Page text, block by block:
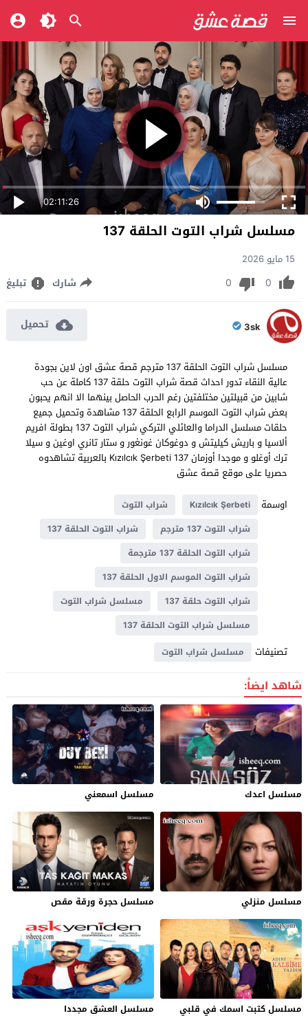
02:11:26
مسلسل شراب التوت الحلقة 137
15 مايو 2026
0
0 شارك تبليغ
3sk تحميل
مسلسل شراب التوت الحلقة 137 مترجم قصة عشق اون لاين بجودة
عالية النقاء تدور احداث قصة شراب التوت حلقة 137 كاملة عن حب
شابين من قبيلتين مختلفتين رغم الحرب الحاصل بينهما الا انهم يحبون
بعض شراب التوت الموسم الرابع الحلقة 137 مشاهدة وتحميل جميع
حلقات مسلسل الدراما والعائلي التركي شراب التوت 137 بطولة افريم
ألاسيا و باريش كيليتش و دوغوكان غونغور و ستار تانري اوغين و سيلا
ترك أوغلو و موجدا أوزمان Kızılcık Şerbeti 137 بالعربية تشاهدوه
حصريا على موقع قصة عشق
اوسمة
Kızılcık Şerbeti
شراب التوت
شراب التوت 137 مترجم
شراب التوت الحلقة 137
شراب التوت الحلقة 137 مترجمة
شراب التوت الموسم الاول الحلقة 137
شراب التوت حلقة 137
مسلسل شراب التوت
مسلسل شراب التوت الحلقة 137
تصنيفات مسلسل شراب التوت
شاهد ايضاً:
مسلسل اعدك مسلسل اسمعني
مسلسل منزلي مسلسل حجرة ورقة مقص
مسلسل كتبت اسمك في قلبي مسلسل العشق مجددا